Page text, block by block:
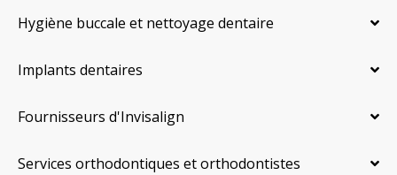
Hygiène buccale et nettoyage dentaire
Implants dentaires
Fournisseurs d'Invisalign
Services orthodontiques et orthodontistes